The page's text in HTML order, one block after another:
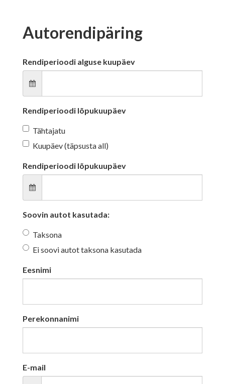
Autorendipäring
Rendiperioodi alguse kuupäev
Rendiperioodi lõpukuupäev
Tähtajatu
Kuupäev (täpsusta all)
Rendiperioodi lõpukuupäev
Soovin autot kasutada:
Taksona
Ei soovi autot taksona kasutada
Eesnimi
Perekonnanimi
E-mail